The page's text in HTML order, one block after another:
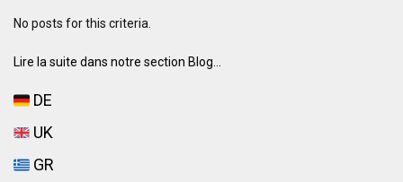
No posts for this criteria.
Lire la suite dans notre section Blog...
DE
UK
GR